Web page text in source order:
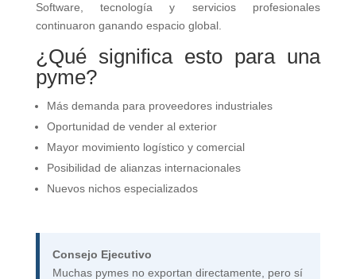
Software, tecnología y servicios profesionales
continuaron ganando espacio global.
¿Qué significa esto para una
pyme?
Más demanda para proveedores industriales
Oportunidad de vender al exterior
Mayor movimiento logístico y comercial
Posibilidad de alianzas internacionales
Nuevos nichos especializados
Consejo Ejecutivo
Muchas pymes no exportan directamente, pero sí